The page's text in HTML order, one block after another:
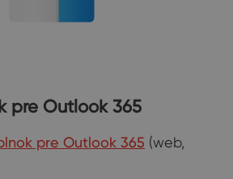
pre Outlook 365
pre Outlook 365 (web,